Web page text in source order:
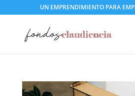
UN EMPRENDIMIENTO PARA